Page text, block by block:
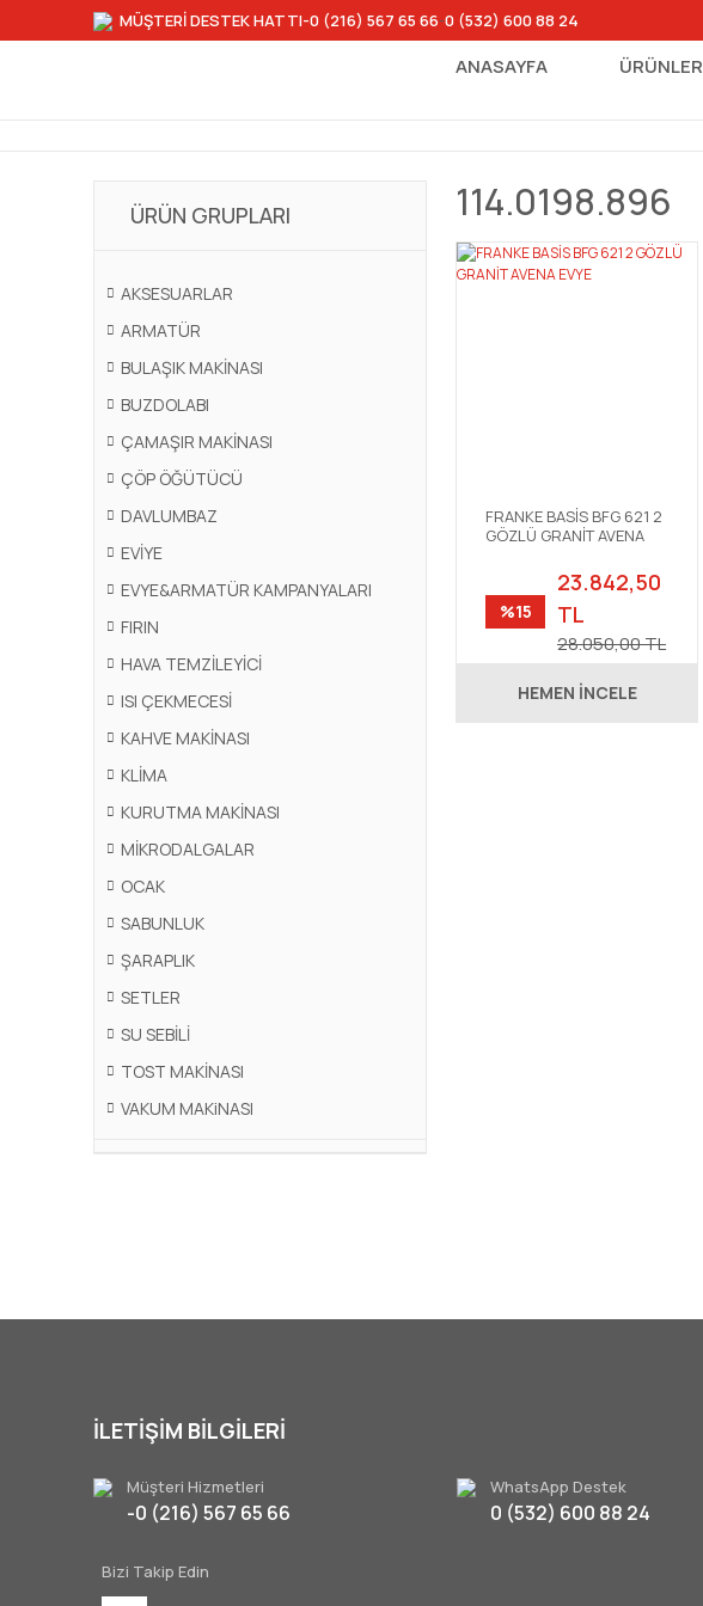
MÜŞTERİ DESTEK HATTI-0 (216) 567 65 66-0 (532) 600 88 24
ANASAYFA ÜRÜNLER
ÜRÜN GRUPLARI
AKSESUARLAR
ARMATÜR
BULAŞIK MAKİNASI
BUZDOLABI
ÇAMAŞIR MAKİNASI
ÇÖP ÖĞÜTÜCÜ
DAVLUMBAZ
EVİYE
EVYE&ARMATÜR KAMPANYALARI
FIRIN
HAVA TEMZİLEYİCİ
ISI ÇEKMECESİ
KAHVE MAKİNASI
KLİMA
KURUTMA MAKİNASI
MİKRODALGALAR
OCAK
SABUNLUK
ŞARAPLIK
SETLER
SU SEBİLİ
TOST MAKİNASI
VAKUM MAKiNASI
114.0198.896
FRANKE BASİS BFG 621 2
GÖZLÜ GRANİT AVENA
%15
23.842,50
TL
28.050,00 TL
HEMEN İNCELE
İLETİŞİM BİLGİLERİ
Müşteri Hizmetleri
-0 (216) 567 65 66
WhatsApp Destek
0 (532) 600 88 24
Bizi Takip Edin